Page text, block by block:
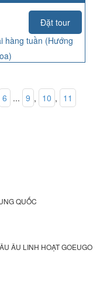
Đặt tour
hàng tuần (Hướng
6 ... 9 , 10 , 11
QUỐC
ÂU LINH HOẠT GOEUGO